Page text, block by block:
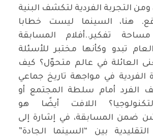
التجربة الفردية لتكشف البنية
هنا، السينما ليست خطابا
تفكير..أفلام المسابقة
تبدو وكأنها مختبر للأسئلة
العائلة في عالم متحوّل؟ كيف
الفردية في مواجهة تاريخ جماعي
الفرد أمام سلطة المجتمع أو
اللافت أيضًا هو
ضمن المسابقة، في إشارة إلى
بين “السينما الجادة”